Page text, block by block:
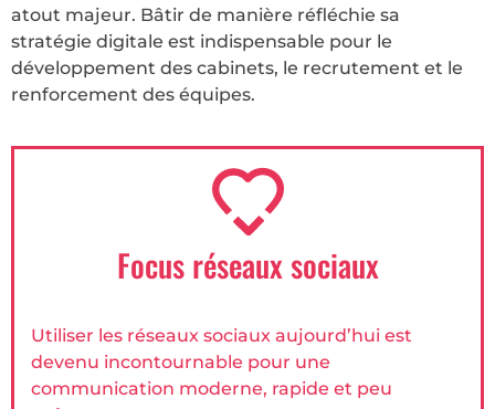
atout majeur. Bâtir de manière réfléchie sa
stratégie digitale est indispensable pour le
développement des cabinets, le recrutement et le
renforcement des équipes.
Focus réseaux sociaux
Utiliser les réseaux sociaux aujourd’hui est
devenu incontournable pour une
communication moderne, rapide et peu